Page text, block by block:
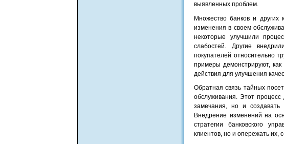
выявленных проблем.
Множество банков и
изменения в своем
некоторые улучшили
слабостей. Другие
покупателей относительно
примеры демонстрируют,
действия для улучшения
Обратная связь тайных
обслуживания. Этот процесс
замечания, но и создавать
Внедрение изменений на
стратегии банковского
клиентов, но и опережать